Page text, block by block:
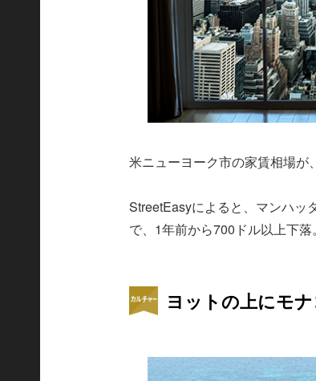
米ニューヨーク市の家賃相場が
StreetEasyによると、マンハッ
で、1年前から700ドル以上下
ヨットの上にモ